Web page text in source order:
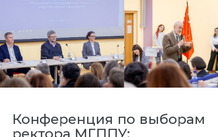
Конференция по выборам
ректора МГППУ: